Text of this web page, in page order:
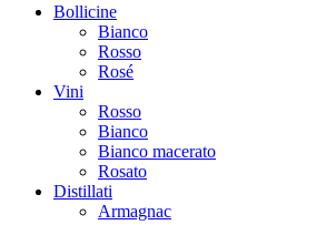
Bollicine
Bianco
Rosso
Rosé
Vini
Rosso
Bianco
Bianco macerato
Rosato
Distillati
Armagnac